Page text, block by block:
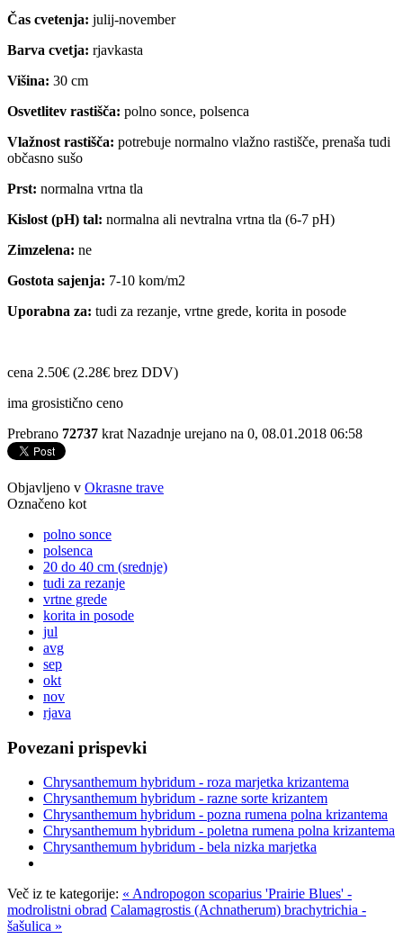
Čas cvetenja: julij-november
Barva cvetja: rjavkasta
Višina: 30 cm
Osvetlitev rastišča: polno sonce, polsenca
Vlažnost rastišča: potrebuje normalno vlažno rastišče, prenaša tudi
občasno sušo
Prst: normalna vrtna tla
Kislost (pH) tal: normalna ali nevtralna vrtna tla (6-7 pH)
Zimzelena: ne
Gostota sajenja: 7-10 kom/m2
Uporabna za: tudi za rezanje, vrtne grede, korita in posode
cena 2.50€ (2.28€ brez DDV)
ima grosistično ceno
Prebrano 72737 krat Nazadnje urejano na 0, 08.01.2018 06:58
Objavljeno v Okrasne trave
Označeno kot
polno sonce
polsenca
20 do 40 cm (srednje)
tudi za rezanje
vrtne grede
korita in posode
jul
avg
sep
okt
nov
rjava
Povezani prispevki
Chrysanthemum hybridum - roza marjetka krizantema
Chrysanthemum hybridum - razne sorte krizantem
Chrysanthemum hybridum - pozna rumena polna krizantema
Chrysanthemum hybridum - poletna rumena polna krizantema
Chrysanthemum hybridum - bela nizka marjetka
Več iz te kategorije: « Andropogon scoparius 'Prairie Blues' -
modrolistni obrad Calamagrostis (Achnatherum) brachytrichia -
šašulica »